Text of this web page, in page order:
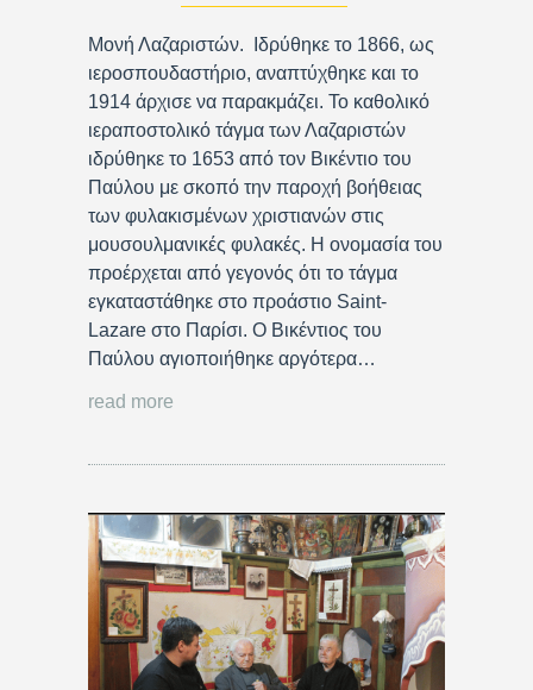
Μονή Λαζαριστών. Ιδρύθηκε το 1866, ως
ιεροσπουδαστήριο, αναπτύχθηκε και το
1914 άρχισε να παρακμάζει. Το καθολικό
ιεραποστολικό τάγμα των Λαζαριστών
ιδρύθηκε το 1653 από τον Βικέντιο του
Παύλου με σκοπό την παροχή βοήθειας
των φυλακισμένων χριστιανών στις
μουσουλμανικές φυλακές. Η ονομασία του
προέρχεται από γεγονός ότι το τάγμα
εγκαταστάθηκε στο προάστιο Saint-
Lazare στο Παρίσι. Ο Βικέντιος του
Παύλου αγιοποιήθηκε αργότερα…
read more